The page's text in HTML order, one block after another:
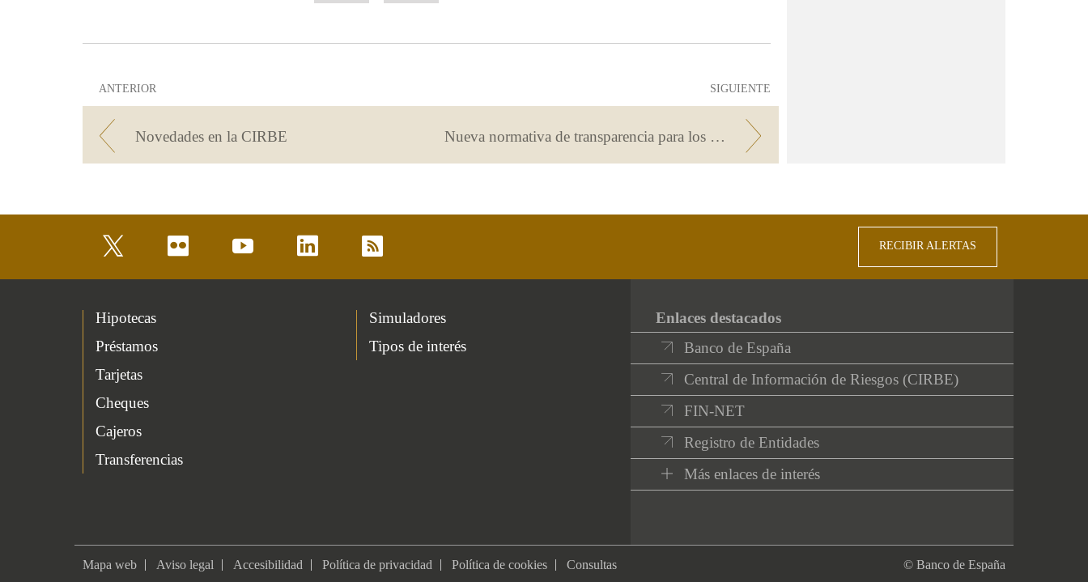
ANTERIOR
Novedades en la CIRBE
SIGUIENTE
Nueva normativa de transparencia para los servicios de pago
flickr youtube linkedin rss RECIBIR ALERTAS
Hipotecas
Préstamos
Tarjetas
Cheques
Cajeros
Transferencias
Simuladores
Tipos de interés
Enlaces destacados
Banco de España
Central de Información de Riesgos (CIRBE)
FIN-NET
Registro de Entidades
Más enlaces de interés
Mapa web Aviso legal Accesibilidad Política de privacidad Política de cookies Consultas © Banco de España